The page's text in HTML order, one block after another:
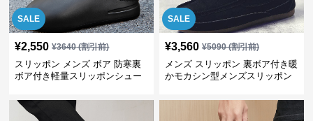
SALE
¥2,550 ¥3640(割引前)
スリッポン メンズ ボア 防寒裏
ボア付き軽量スリッポンシュー
SALE
¥3,560 ¥5090(割引前)
メンズ スリッポン 裏ボア付き暖
かモカシン型メンズスリッポン